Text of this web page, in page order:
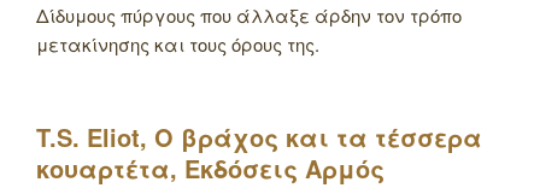
Δίδυμους πύργους που άλλαξε άρδην τον τρόπο
μετακίνησης και τους όρους της.
T.S. Eliot, Ο βράχος και τα τέσσερα
κουαρτέτα, Εκδόσεις Αρμός